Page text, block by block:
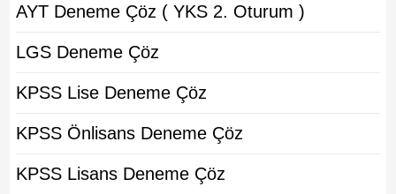
AYT Deneme Çöz ( YKS 2. Oturum )
LGS Deneme Çöz
KPSS Lise Deneme Çöz
KPSS Önlisans Deneme Çöz
KPSS Lisans Deneme Çöz